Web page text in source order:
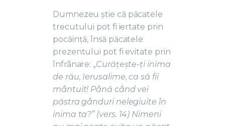
Dumnezeu știe că păcatele
trecutului pot fi iertate prin
pocăință, însă păcatele
prezentului pot fi evitate prin
înfrânare: „Curățește-ți inima
de rău, Ierusalime, ca să fii
mântuit! Până când vei
păstra gânduri nelegiuite în
inima ta?” (vers. 14) Nimeni